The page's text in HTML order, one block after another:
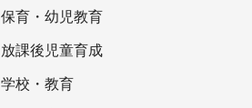
保育・幼児教育
放課後児童育成
学校・教育